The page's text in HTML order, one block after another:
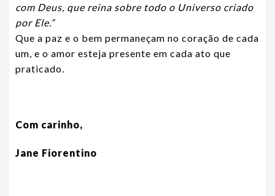
com Deus, que reina sobre todo o Universo criado
por Ele.”
Que a paz e o bem permaneçam no coração de cada
um, e o amor esteja presente em cada ato que
praticado.
Com carinho,
Jane Fiorentino